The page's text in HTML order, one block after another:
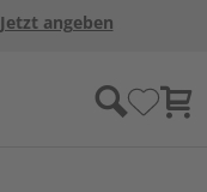
Jetzt angeben